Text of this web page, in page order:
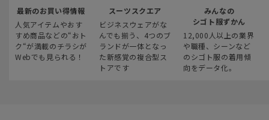
最新のお買い得情報
人気アイテムやおす
すめ商品などの“おト
ク“が満載のチラシが
Webでも見られる！
スーツスクエア
ビジネスウェアがな
んでも揃う、4つのブ
ランドが一体となっ
た新感覚の複合型ス
トアです
みんなの
シゴト服ずかん
12,000人以上の業界
や職種、シーンなど
のシゴト服の着用傾
向をデータ化。